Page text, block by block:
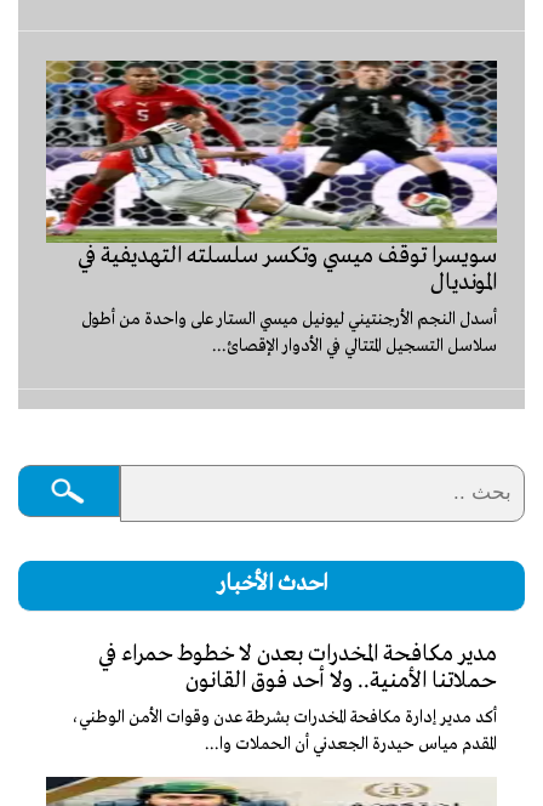
سويسرا توقف ميسي وتكسر سلسلته التهديفية في
المونديال
أسدل النجم الأرجنتيني ليونيل ميسي الستار على واحدة من أطول
سلاسل التسجيل المتتالي في الأدوار الإقصائ...
احدث الأخبار
مدير مكافحة المخدرات بعدن لا خطوط حمراء في
حملاتنا الأمنية.. ولا أحد فوق القانون
أكد مدير إدارة مكافحة المخدرات بشرطة عدن وقوات الأمن الوطني،
المقدم مياس حيدرة الجعدني أن الحملات وا...